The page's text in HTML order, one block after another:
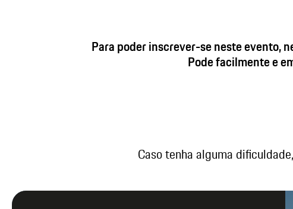
Para poder inscrever-se neste evento,
Pode facilmente e
Caso tenha alguma